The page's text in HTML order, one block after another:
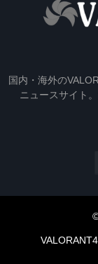
国内・海外の
ニュースサイト